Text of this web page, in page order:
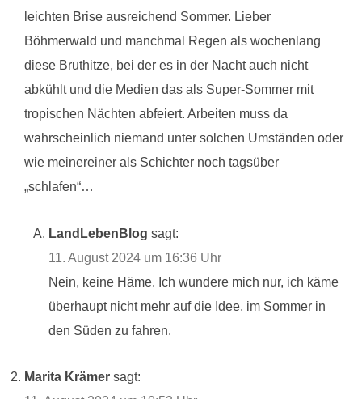
leichten Brise ausreichend Sommer. Lieber
Böhmerwald und manchmal Regen als wochenlang
diese Bruthitze, bei der es in der Nacht auch nicht
abkühlt und die Medien das als Super-Sommer mit
tropischen Nächten abfeiert. Arbeiten muss da
wahrscheinlich niemand unter solchen Umständen oder
wie meinereiner als Schichter noch tagsüber
„schlafen“…
LandLebenBlog sagt:
11. August 2024 um 16:36 Uhr
Nein, keine Häme. Ich wundere mich nur, ich käme
überhaupt nicht mehr auf die Idee, im Sommer in
den Süden zu fahren.
Marita Krämer sagt: